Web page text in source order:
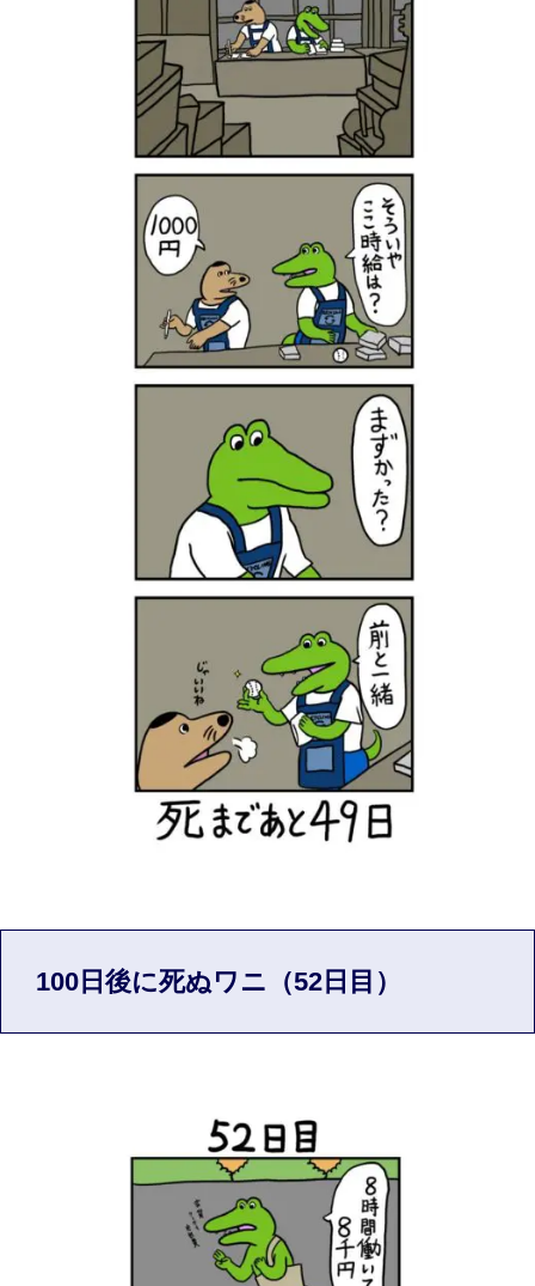
100日後に死ぬワニ（52日目）